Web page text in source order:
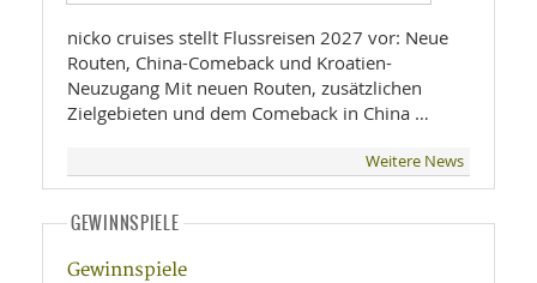
nicko cruises stellt Flussreisen 2027 vor: Neue
Routen, China-Comeback und Kroatien-
Neuzugang Mit neuen Routen, zusätzlichen
Zielgebieten und dem Comeback in China …
Weitere News
GEWINNSPIELE
Gewinnspiele